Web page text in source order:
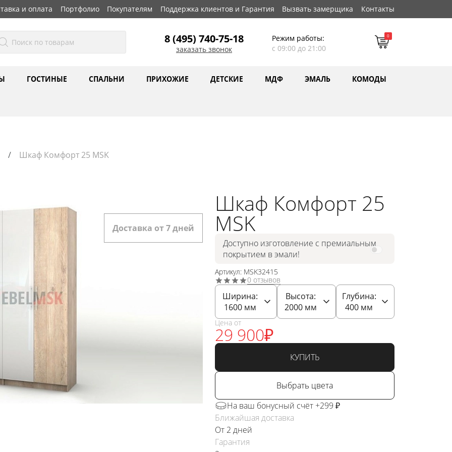
и оплата Портфолио Покупателям Поддержка клиентов и Гарантия Вызвать замерщика Контакты
8 (495) 740-75-18
заказать звонок
Режим работы:
с 09:00 до 21:00
0
ГОСТИНЫЕ СПАЛЬНИ ПРИХОЖИЕ ДЕТСКИЕ МДФ ЭМАЛЬ КОМОДЫ
Шкаф Комфорт 25 MSK
Доставка от 7 дней
Шкаф Комфорт 25
MSK
Доступно изготовление с премиальным
покрытием в эмали!
Артикул: MSK32415
0 отзывов
Ширина:
1600мм
Высота:
2000мм
Глубина:
400 мм
Цена от
29 900₽
КУПИТЬ
Выбрать цвета
На ваш бонусный счёт +299 ₽
Ближайшая доставка
От 2 дней
Гарантия